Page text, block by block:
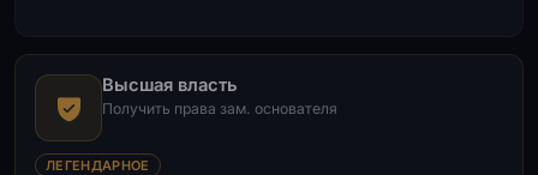
Высшая власть
Получить права зам. основателя
ЛЕГЕНДАРНОЕ